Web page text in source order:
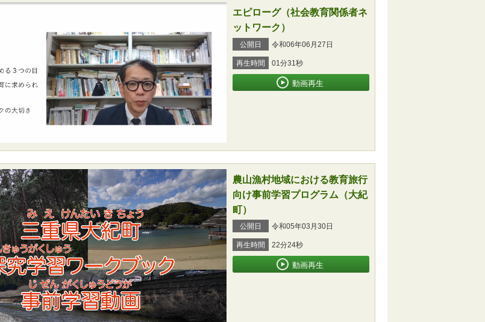
エピローグ（社会教育関係者ネ
ットワーク）
公開日 令和06年06月27日
再生時間 01分31秒
動画再生
農山漁村地域における教育旅行
向け事前学習プログラム（大紀
町）
公開日 令和05年03月30日
再生時間 22分24秒
動画再生